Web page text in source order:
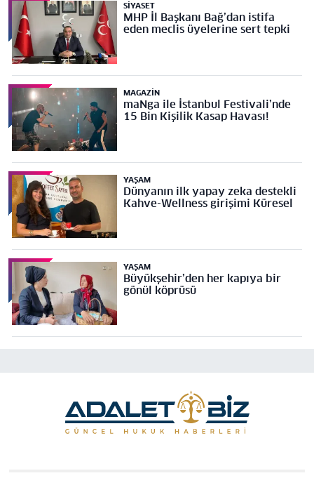
SIYASET
MHP İl Başkanı Bağ’dan istifa
eden meclis üyelerine sert tepki
MAGAZIN
maNga ile İstanbul Festivali’nde
15 Bin Kişilik Kasap Havası!
YAŞAM
Dünyanın ilk yapay zeka destekli
Kahve-Wellness girişimi Küresel
YAŞAM
Büyükşehir’den her kapıya bir
gönül köprüsü